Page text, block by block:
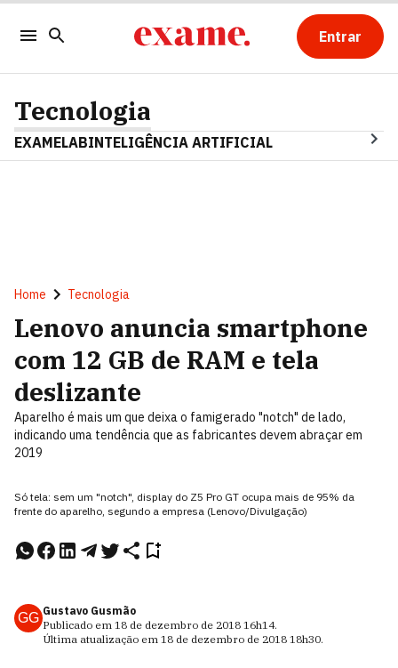
Entrar
Tecnologia
EXAMELABINTELIGÊNCIA ARTIFICIAL
Home Tecnologia
Lenovo anuncia smartphone
com 12 GB de RAM e tela
deslizante
Aparelho é mais um que deixa o famigerado "notch" de lado,
indicando uma tendência que as fabricantes devem abraçar em
2019
Só tela: sem um "notch", display do Z5 Pro GT ocupa mais de 95% da
frente do aparelho, segundo a empresa (Lenovo/Divulgação)
GG Gustavo Gusmão
Publicado em 18 de dezembro de 2018 16h14.
Última atualização em 18 de dezembro de 2018 18h30.